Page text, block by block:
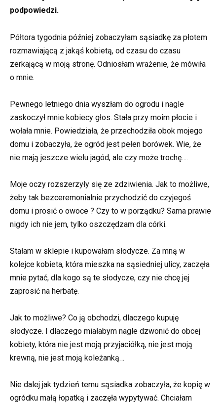
podpowiedzi.
Półtora tygodnia później zobaczyłam sąsiadkę za płotem
rozmawiającą z jakąś kobietą, od czasu do czasu
zerkającą w moją stronę. Odniosłam wrażenie, że mówiła
o mnie.
Pewnego letniego dnia wyszłam do ogrodu i nagle
zaskoczył mnie kobiecy głos. Stała przy moim płocie i
wołała mnie. Powiedziała, że przechodziła obok mojego
domu i zobaczyła, że ogród jest pełen borówek. Wie, że
nie mają jeszcze wielu jagód, ale czy może trochę….
Moje oczy rozszerzyły się ze zdziwienia. Jak to możliwe,
żeby tak bezceremonialnie przychodzić do czyjegoś
domu i prosić o owoce ? Czy to w porządku? Sama prawie
nigdy ich nie jem, tylko oszczędzam dla córki.
Stałam w sklepie i kupowałam słodycze. Za mną w
kolejce kobieta, która mieszka na sąsiedniej ulicy, zaczęła
mnie pytać, dla kogo są te słodycze, czy nie chcę jej
zaprosić na herbatę.
Jak to możliwe? Co ją obchodzi, dlaczego kupuję
słodycze. I dlaczego miałabym nagle dzwonić do obcej
kobiety, która nie jest moją przyjaciółką, nie jest moją
krewną, nie jest moją koleżanką…
Nie dalej jak tydzień temu sąsiadka zobaczyła, że kopię w
ogródku małą łopatką i zaczęła wypytywać. Chciałam